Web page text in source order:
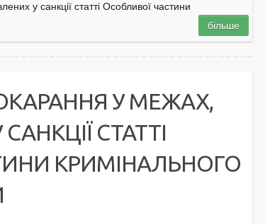
у санкції статті Особливої частини
більше
У МЕЖАХ,
СТАТТІ
КРИМІНАЛЬНОГО